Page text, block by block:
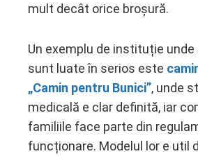
mult decât orice broșură.
Un exemplu de instituție
sunt luate în serios este
„Camin pentru Bunici”, unde
medicală e clar definită, iar
familiile face parte din
funcționare. Modelul lor e util